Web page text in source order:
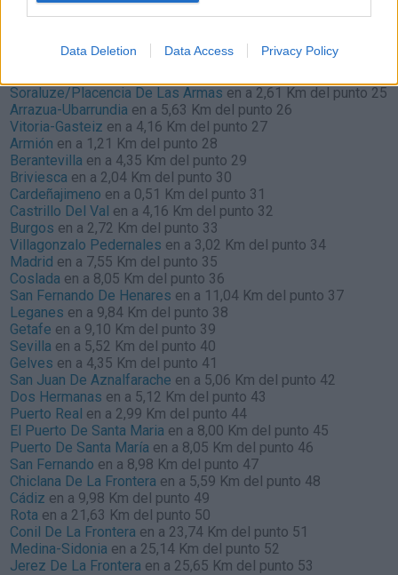
Data Deletion Data Access Privacy Policy
Localidades que puedes ver por el camino
en a 13,36 Km del punto 22
Astigarragaen a 5,85 Km del punto 23
Soraluze/Placencia De Las Armas en a 2,61 Km del punto 25
Arrazua-Ubarrundia en a 5,63 Km del punto 26
Vitoria-Gasteiz en a 4,16 Km del punto 27
Armión en a 1,21 Km del punto 28
Berantevilla en a 4,35 Km del punto 29
Briviesca en a 2,04 Km del punto 30
Cardeñajimeno en a 0,51 Km del punto 31
Castrillo Del Val en a 4,16 Km del punto 32
Burgos en a 2,72 Km del punto 33
Villagonzalo Pedernales en a 3,02 Km del punto 34
Madrid en a 7,55 Km del punto 35
Coslada en a 8,05 Km del punto 36
San Fernando De Henares en a 11,04 Km del punto 37
Leganes en a 9,84 Km del punto 38
Getafe en a 9,10 Km del punto 39
Sevilla en a 5,52 Km del punto 40
Gelves en a 4,35 Km del punto 41
San Juan De Aznalfarache en a 5,06 Km del punto 42
Dos Hermanas en a 5,12 Km del punto 43
Puerto Real en a 2,99 Km del punto 44
El Puerto De Santa Maria en a 8,00 Km del punto 45
Puerto De Santa María en a 8,05 Km del punto 46
San Fernando en a 8,98 Km del punto 47
Chiclana De La Frontera en a 5,59 Km del punto 48
Cádiz en a 9,98 Km del punto 49
Rota en a 21,63 Km del punto 50
Conil De La Frontera en a 23,74 Km del punto 51
Medina-Sidonia en a 25,14 Km del punto 52
Jerez De La Frontera en a 25,65 Km del punto 53